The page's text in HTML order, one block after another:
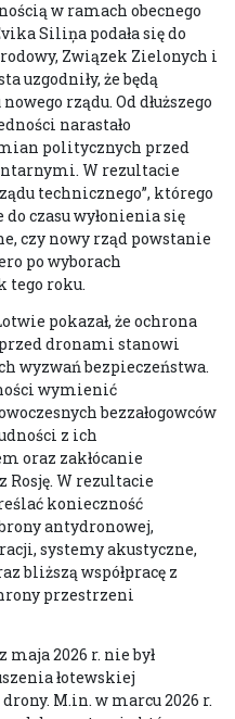
w ramach obecnego
Siliņa podała się do
Związek Zielonych i
uzgodniły, że będą
rządu. Od dłuższego
narastało
politycznych przed
W rezultacie
technicznego”, którego
czasu wyłonienia się
czy nowy rząd powstanie
po wyborach
tego roku.
pokazał, że ochrona
dronami stanowi
wyzwań bezpieczeństwa.
wymienić
bezzałogowców
z ich
oraz zakłócanie
Rosję. W rezultacie
konieczność
antydronowej,
systemy akustyczne,
bliższą współpracę z
przestrzeni
2026 r. nie był
łotewskiej
M.in. w marcu 2026 r.